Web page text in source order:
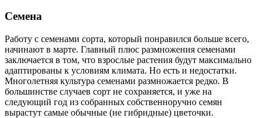
Семена
Работу с семенами сорта, который понравился больше всего,
начинают в марте. Главный плюс размножения семенами
заключается в том, что взрослые растения будут максимально
адаптированы к условиям климата. Но есть и недостатки.
Многолетняя культура семенами размножается редко. В
большинстве случаев сорт не сохраняется, и уже на
следующий год из собранных собственноручно семян
вырастут самые обычные (не гибридные) цветочки.